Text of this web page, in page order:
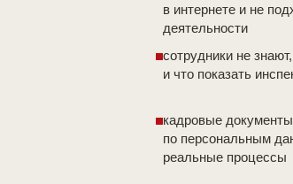
в интернете и не
деятельности
сотрудники не
и что показать
кадровые
по персональным
реальные процессы